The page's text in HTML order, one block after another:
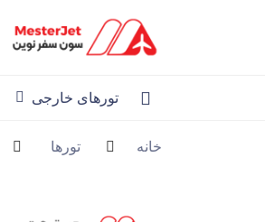
تورهای خارجی
خانه تورها